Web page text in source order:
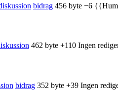
bidrag 456 byte −6
462 byte +110 Ingen
bidrag 352 byte +39 Ingen